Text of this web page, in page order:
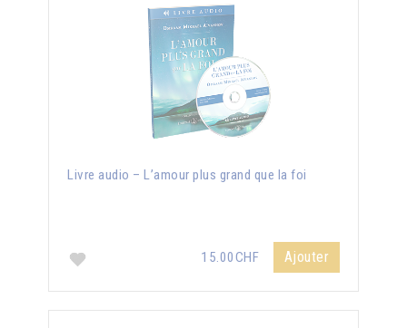
Livre audio – L’amour plus grand que la foi
15.00CHF Ajouter